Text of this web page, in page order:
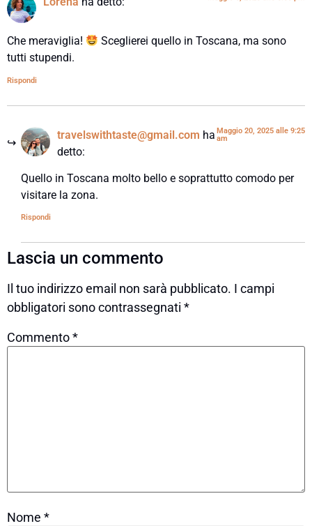
Che meraviglia!
Sceglierei quello in Toscana, ma sono
tutti stupendi.
Rispondi
travelswithtaste@gmail.com ha
detto:
Maggio 20, 2025 alle 9:25
am
Quello in Toscana molto bello e soprattutto comodo per
visitare la zona.
Rispondi
Lascia un commento
Il tuo indirizzo email non sarà pubblicato. I campi
obbligatori sono contrassegnati *
Commento*
Nome *